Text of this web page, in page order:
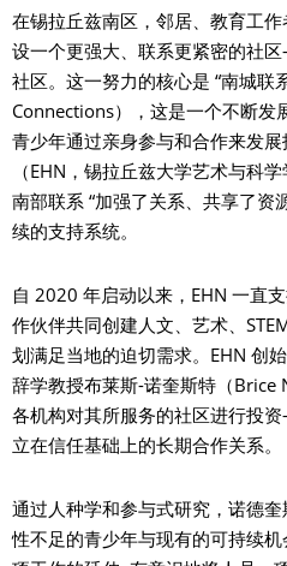
在锡拉丘兹南区，邻居、教育工
设一个更强大、联系更紧密的社
社区。这一努力的核心是 “南城联
Connections），这是一个不断发
青少年通过亲身参与和合作来发
（EHN，锡拉丘兹大学艺术与科
南部联系 “加强了关系、共享了资
续的支持系统。
自 2020 年启动以来，EHN 一直
作伙伴共同创建人文、艺术、
划满足当地的迫切需求。EHN 创
辞学教授布莱斯-诺奎斯特（
各机构对其所服务的社区进行投
立在信任基础上的长期合作关系。
通过人种学和参与式研究，诺德
性不足的青少年与现有的可持续